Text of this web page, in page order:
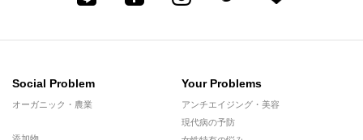
Social Problem
オーガニック・農業
Your Problems
アンチエイジング・美容
現代病の予防